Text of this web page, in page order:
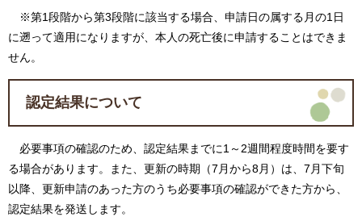
※第1段階から第3段階に該当する場合、申請日の属する月の1日
に遡って適用になりますが、本人の死亡後に申請することはできま
せん。
認定結果について
必要事項の確認のため、認定結果までに1～2週間程度時間を要す
る場合があります。また、更新の時期（7月から8月）は、7月下旬
以降、更新申請のあった方のうち必要事項の確認ができた方から、
認定結果を発送します。